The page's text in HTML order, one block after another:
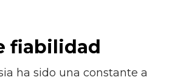
fiabilidad
ha sido una constante a